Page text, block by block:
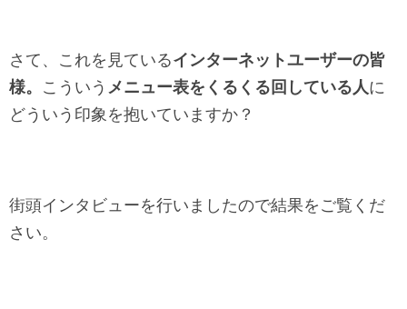
さて、これを見ているインターネットユーザーの皆
様。 こういう メニュー表をくるくる回している人に
どういう印象を抱いていますか？
街頭インタビューを行いましたので結果をご覧くだ
さい。